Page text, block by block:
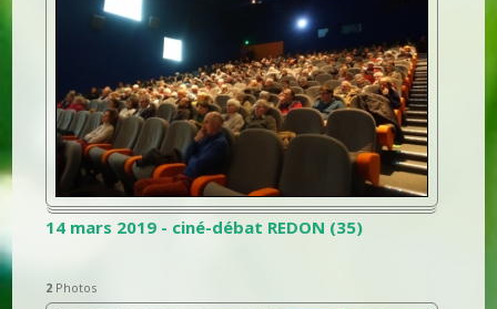
14 mars 2019 - ciné-débat REDON (35)
2 Photos